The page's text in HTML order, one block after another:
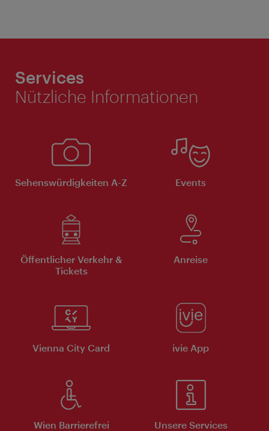
Services
Nützliche Informationen
Sehenswürdigkeiten A-Z Events
Öffentlicher Verkehr &
Tickets
Anreise
Vienna City Card ivie App
Wien Barrierefrei Unsere Services